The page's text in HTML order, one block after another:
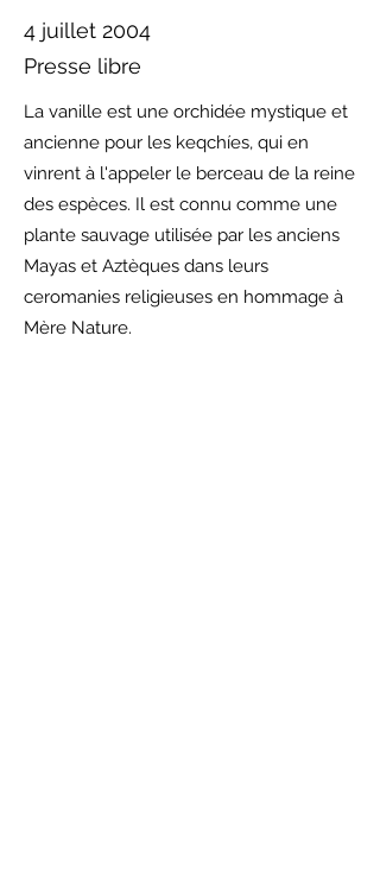
4 juillet 2004
Presse libre
La vanille est une orchidée mystique et
ancienne pour les keqchíes, qui en
vinrent à l'appeler le berceau de la reine
des espèces. Il est connu comme une
plante sauvage utilisée par les anciens
Mayas et Aztèques dans leurs
ceromanies religieuses en hommage à
Mère Nature.